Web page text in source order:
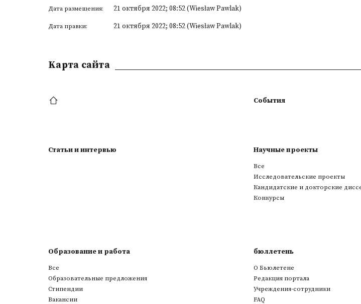
Дата размещения: 21 октября 2022; 08:52 (Wiesław Pawlak)
Дата правки: 21 октября 2022; 08:52 (Wiesław Pawlak)
Kарта сайта
События
Статьи и интервью Научные проекты
Все
Исследовательские проекты
Кандидатские и докторские
Конкурсы
Образование и работа
Все
Образовательные предложения
Стипендии
Вакансии
бюллетень
О Бьюлетене
Редакция портала
Учреждения-сотрудники
FAQ